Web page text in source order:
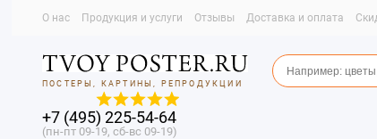
О нас Продукция и услуги Отзывы Доставка и оплата
ПОСТЕРЫ, КАРТИНЫ, РЕПРОДУКЦИИ
+7 (495) 225-54-64
(пн-пт 09-19, сб-вс 09-19)